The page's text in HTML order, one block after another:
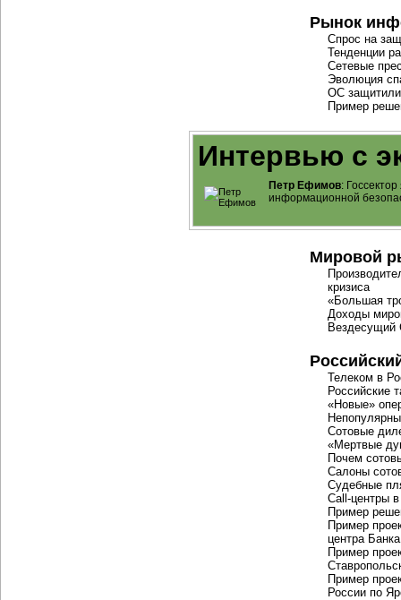
Рынок
Спрос на
Тенденции
Сетевые
Эволюция
ОС
Пример
Интервью с
Петр Ефимов:
информационной
Мировой
кризиса
«Большая
Доходы
Вездесущий
Телеком в
Российские
«Новые»
Сотовые
«Мертвые
Почем
Салоны
Судебные
Call-центры
Пример
Пример
центра
Пример
Пример
России по